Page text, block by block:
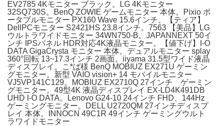
EV2785 4Kモニター ブラック。LG 4Kモニター
32SQ730S。BenQ ZOWIE ゲームモニター 本体。Pixio ポ
ータブルモニター PX160 Wave 15.6インチ。【ティア】
DellPCモニター S2421HS 23.8インチ。7563 【美品】LG
ウルトラワイドモニター 34WN750-B。JAPANNEXT 50イ
ンチ IPSパネル HDR対応4K液晶モニター。【値下げ】I-O
DATA GigaCrysta モニター 本体。デュアルモニター splay
360°回転 13~17.3インチ 2画面。iiyama 31.5型ワイド液晶
ディスプレイ。こ*ば様 BenQ MOBIUZ EX271U ゲーミン
グモニター。新型 VAIO vision+ 14 モバイルモニター
VJ5VP141C129。MOBIUZ EX2710Q 27インチ ゲーミン
グモニター。49型4K 液晶ディスプレイ EX-LD4K491DB
UHD I-O DATA。Lenovo G24-10 24インチ FHD、144Hz
ゲーミングモニター。DELL U2720QM 27インチディスプ
レイ 本体。INNOCN 49C1R 49インチ ゲーミングウルト
ラワイドモニター